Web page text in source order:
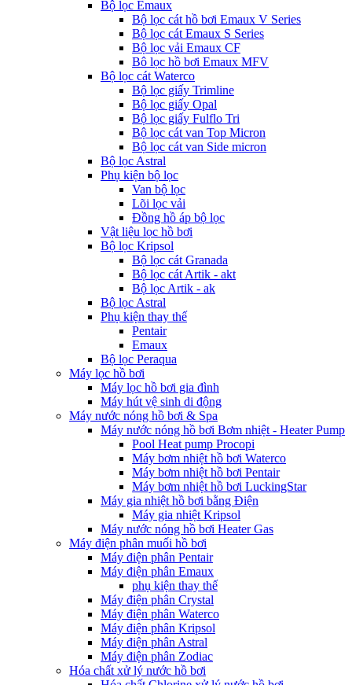
Bộ lọc Emaux
Bộ lọc cát hồ bơi Emaux V Series
Bộ lọc cát Emaux S Series
Bộ lọc vải Emaux CF
Bô lọc hồ bơi Emaux MFV
Bộ lọc cát Waterco
Bộ lọc giấy Trimline
Bộ lọc giấy Opal
Bộ lọc giấy Fulflo Tri
Bộ lọc cát van Top Micron
Bộ lọc cát van Side micron
Bộ lọc Astral
Phụ kiện bộ lọc
Van bộ lọc
Lõi lọc vải
Đồng hồ áp bộ lọc
Vật liệu lọc hồ bơi
Bộ lọc Kripsol
Bộ lọc cát Granada
Bộ lọc cát Artik - akt
Bộ lọc Artik - ak
Bộ lọc Astral
Phụ kiện thay thế
Pentair
Emaux
Bộ lọc Peraqua
Máy lọc hồ bơi
Máy lọc hồ bơi gia đình
Máy hút vệ sinh di động
Máy nước nóng hồ bơi & Spa
Máy nước nóng hồ bơi Bơm nhiệt - Heater Pump
Pool Heat pump Procopi
Máy bơm nhiệt hồ bơi Waterco
Máy bơm nhiệt hồ bơi Pentair
Máy bơm nhiệt hồ bơi LuckingStar
Máy gia nhiệt hồ bơi bằng Điện
Máy gia nhiệt Kripsol
Máy nước nóng hồ bơi Heater Gas
Máy điện phân muối hồ bơi
Máy điện phân Pentair
Máy điện phân Emaux
phụ kiện thay thế
Máy điện phân Crystal
Máy điện phân Waterco
Máy điện phân Kripsol
Máy điện phân Astral
Máy điện phân Zodiac
Hóa chất xử lý nước hồ bơi